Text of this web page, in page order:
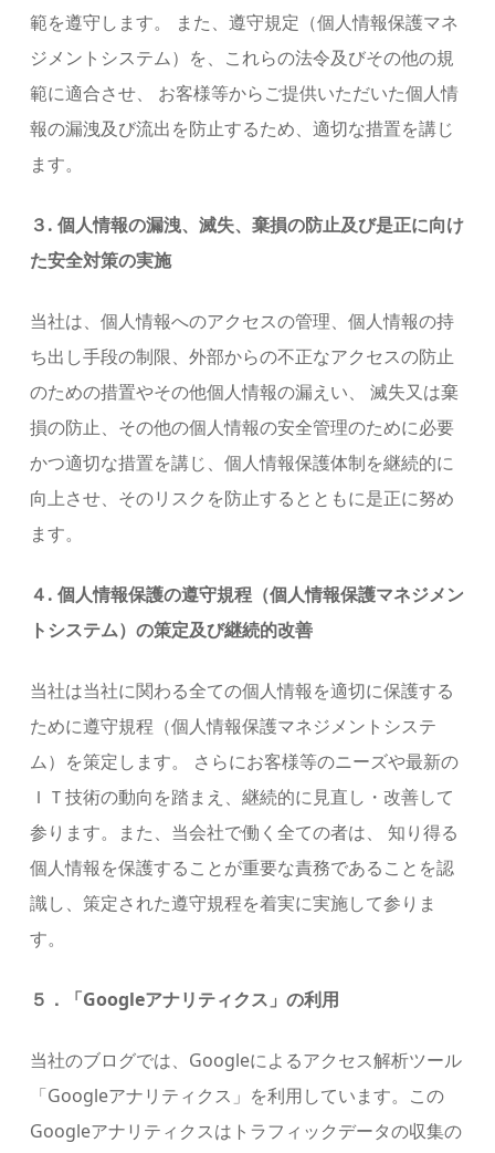
範を遵守します。 また、遵守規定（個人情報保護マネ
ジメントシステム）を、これらの法令及びその他の規
範に適合させ、 お客様等からご提供いただいた個人情
報の漏洩及び流出を防止するため、適切な措置を講じ
ます。
３. 個人情報の漏洩、滅失、棄損の防止及び是正に向け
た安全対策の実施
当社は、個人情報へのアクセスの管理、個人情報の持
ち出し手段の制限、外部からの不正なアクセスの防止
のための措置やその他個人情報の漏えい、 滅失又は棄
損の防止、その他の個人情報の安全管理のために必要
かつ適切な措置を講じ、個人情報保護体制を継続的に
向上させ、そのリスクを防止するとともに是正に努め
ます。
４. 個人情報保護の遵守規程（個人情報保護マネジメン
トシステム）の策定及び継続的改善
当社は当社に関わる全ての個人情報を適切に保護する
ために遵守規程（個人情報保護マネジメントシステ
ム）を策定します。 さらにお客様等のニーズや最新の
ＩＴ技術の動向を踏まえ、継続的に見直し・改善して
参ります。また、当会社で働く全ての者は、 知り得る
個人情報を保護することが重要な責務であることを認
識し、策定された遵守規程を着実に実施して参りま
す。
５．「Googleアナリティクス」の利用
当社のブログでは、Googleによるアクセス解析ツール
「Googleアナリティクス」を利用しています。この
Googleアナリティクスはトラフィックデータの収集の